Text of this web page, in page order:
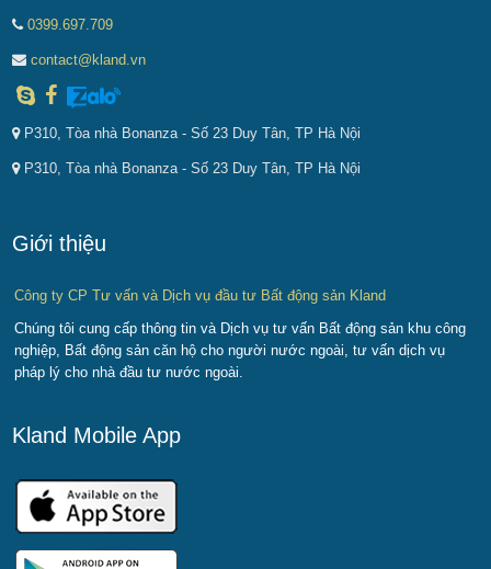
0399.697.709
contact@kland.vn
P310, Tòa nhà Bonanza - Số 23 Duy Tân, TP Hà Nội
P310, Tòa nhà Bonanza - Số 23 Duy Tân, TP Hà Nội
Giới thiệu
Công ty CP Tư vấn và Dịch vụ đầu tư Bất động sản Kland
Chúng tôi cung cấp thông tin và Dịch vụ tư vấn Bất động sản khu công
nghiệp, Bất động sản căn hộ cho người nước ngoài, tư vấn dịch vụ
pháp lý cho nhà đầu tư nước ngoài.
Kland Mobile App